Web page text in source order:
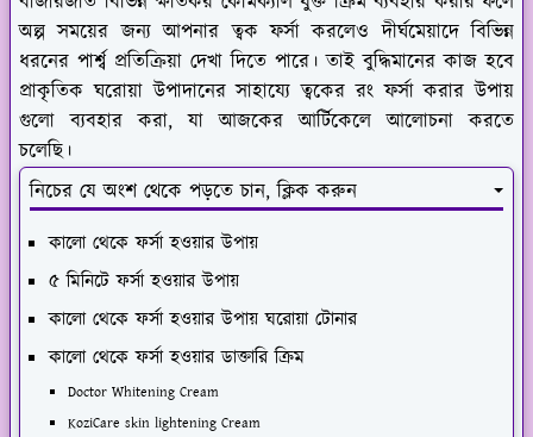
অল্প সময়ের জন্য আপনার ত্বক ফর্সা করলেও দীর্ঘমেয়াদে বিভিন্ন
ধরনের পার্শ্ব প্রতিক্রিয়া দেখা দিতে পারে। তাই বুদ্ধিমানের কাজ হবে
প্রাকৃতিক ঘরোয়া উপাদানের সাহায্যে ত্বকের রং ফর্সা করার উপায়
গুলো ব্যবহার করা, যা আজকের আর্টিকেলে আলোচনা করতে
চলেছি।
নিচের যে অংশ থেকে পড়তে চান, ক্লিক করুন
কালো থেকে ফর্সা হওয়ার উপায়
৫ মিনিটে ফর্সা হওয়ার উপায়
কালো থেকে ফর্সা হওয়ার উপায় ঘরোয়া টোনার
কালো থেকে ফর্সা হওয়ার ডাক্তারি ক্রিম
Doctor Whitening Cream
KoziCare skin lightening Cream